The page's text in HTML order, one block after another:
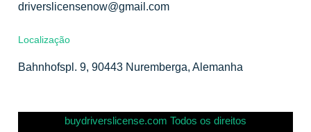
driverslicensenow@gmail.com
Localização
Bahnhofspl. 9, 90443 Nuremberga, Alemanha
buydriverslicense.com Todos os direitos